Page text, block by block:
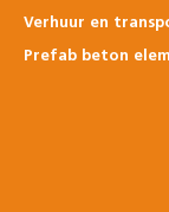
Verhuur en
Prefab beton